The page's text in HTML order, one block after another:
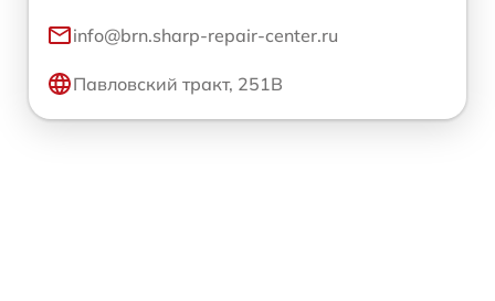
info@brn.sharp-repair-center.ru
Павловский тракт, 251В